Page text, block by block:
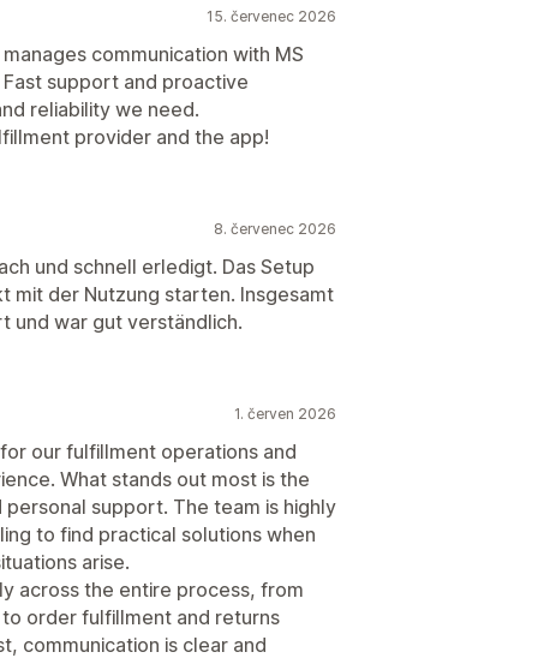
15. červenec 2026
communication with MS
support and proactive
reliability we need.
provider and the app!
8. červenec 2026
und schnell erledigt. Das Setup
mit der Nutzung starten. Insgesamt
und war gut verständlich.
1. červen 2026
our fulfillment operations and
What stands out most is the
support. The team is highly
to find practical solutions when
arise.
across the entire process, from
order fulfillment and returns
communication is clear and